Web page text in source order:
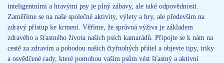
inteligentními a hravými psy je plný zábavy, ale také odpovědnosti.
Zaměříme se na naše společné aktivity, výlety a hry, ale především na
zdravý přístup ke krmení. Věříme, že správná výživa je základem
zdravého a šťastného života našich psích kamarádů. Připojte se k nám na
cestě za zdravím a pohodou našich čtyřnohých přátel a objevte tipy, triky
a osvědčené rady, které pomohou vašim psům vést šťastný a aktivní